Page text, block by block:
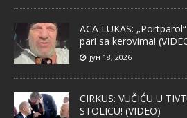
ACA LUKAS:
pari sa kerovima!
јун 18, 2026
CIRKUS: VUČIĆU U
STOLICU! (VIDEO)